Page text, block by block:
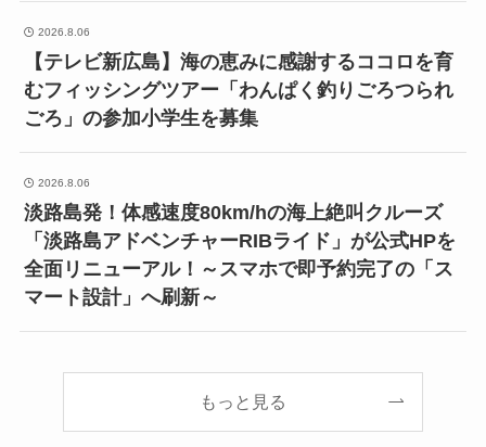
2026.8.06
【テレビ新広島】海の恵みに感謝するココロを育
むフィッシングツアー「わんぱく釣りごろつられ
ごろ」の参加小学生を募集
2026.8.06
淡路島発！体感速度80km/hの海上絶叫クルーズ
「淡路島アドベンチャーRIBライド」が公式HPを
全面リニューアル！～スマホで即予約完了の「ス
マート設計」へ刷新～
もっと見る